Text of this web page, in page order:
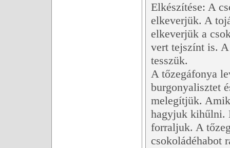
Elkészítése: A
elkeverjük. A
elkeverjük a
vert tejszínt is. A
tesszük.
A tőzegáfonya
burgonyalisztet
melegítjük.
hagyjuk kihűlni.
forraljuk. A
csokoládéhabot